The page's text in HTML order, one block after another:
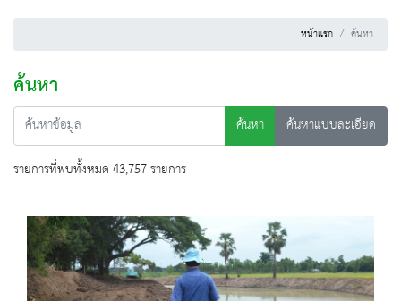
หน้าแรก ค้นหา
ค้นหา
ค้นหา
ค้นหาแบบละเอียด
รายการที่พบทั้งหมด 43,757 รายการ